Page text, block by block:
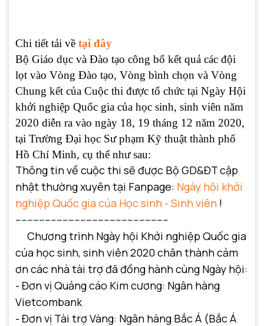
Chi tiết tải về tại đây
Bộ Giáo dục và Đào tạo công bố kết quả các đội
lọt vào Vòng Đào tạo, Vòng bình chọn và Vòng
Chung kết của Cuộc thi được tổ chức tại Ngày Hội
khởi nghiệp Quốc gia của học sinh, sinh viên năm
2020 diễn ra vào ngày 18, 19 tháng 12 năm 2020,
tại Trường Đại học Sư phạm Kỹ thuật thành phố
Hồ Chí Minh, cụ thể như sau:
Thông tin về cuộc thi sẽ được Bộ GD&ĐT cập
nhật thường xuyên tại Fanpage: Ngày hội khởi
nghiệp Quốc gia của Học sinh - Sinh viên !
----------------------------------------------------
Chương trình Ngày hội Khởi nghiệp Quốc gia
của học sinh, sinh viên 2020 chân thành cảm
ơn các nhà tài trợ đã đồng hành cùng Ngày hội:
- Đơn vị Quảng cáo Kim cương: Ngân hàng
Vietcombank
- Đơn vị Tài trợ Vàng: Ngân hàng Bắc Á (Bắc Á